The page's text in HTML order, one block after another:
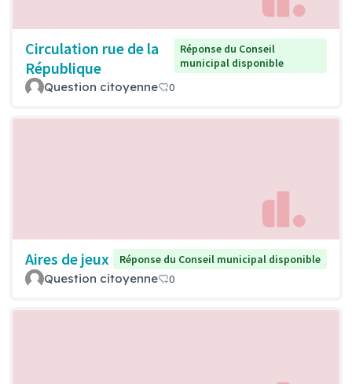
Circulation rue de la
République
Réponse du Conseil
municipal disponible
Question citoyenne 0
Aires de jeux Réponse du Conseil municipal disponible
Question citoyenne 0